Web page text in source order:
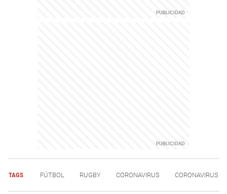
TAGS FÚTBOL RUGBY CORONAVIRUS CORONAVIRUS